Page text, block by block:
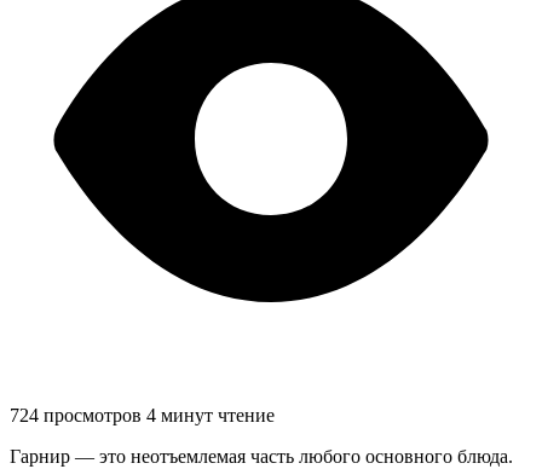
724 просмотров 4 минут чтение
Гарнир — это неотъемлемая часть любого основного блюда.